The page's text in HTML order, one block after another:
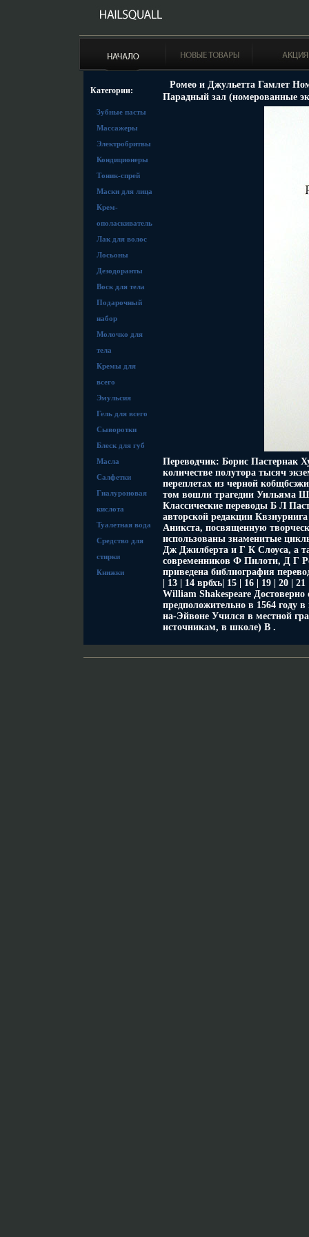
Категории:
Зубные пасты
Массажеры
Электробритвы
Кондиционеры
Тоник-спрей
Маски для лица
Крем-
ополаскиватель
Лак для волос
Лосьоны
Дезодоранты
Воск для тела
Подарочный
набор
Молочко для
тела
Кремы для
всего
Эмульсия
Гель для всего
Сыворотки
Блеск для губ
Масла
Салфетки
Гиалуроновая
кислота
Туалетная вода
Средство для
стирки
Книжки
Ромео и Джульетта Гамлет
Парадный зал (номерованные
Переводчик: Борис Пастернак
количестве полутора тысяч
переплетах из черной
том вошли трагедии Уильяма
Классические переводы Б Л
авторской редакции
Аникста, посвященную
использованы знаменитые
Дж Джилберта и Г К Слоуса, а
современников Ф Пилоти, Д Г
приведена библиография
| 13 | 14 врбхь| 15 | 16 | 19 | 20 |
William Shakespeare
предположительно в 1564 году
на-Эйвоне Учился в местной
источникам, в школе) В .